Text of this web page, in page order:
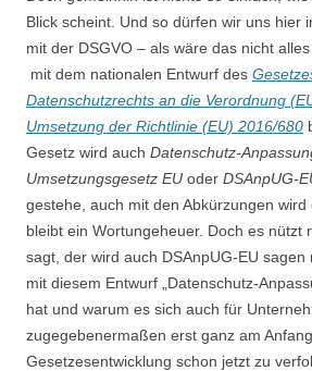
Blick scheint. Und so dürfen wir uns hier
mit der DSGVO – als wäre das nicht
mit dem nationalen Entwurf des
Datenschutzrechts an die Verordnung
Umsetzung der Richtlinie (EU) 2016/680
Gesetz wird auch Datenschutz-
Umsetzungsgesetz EU oder DSAnpUG-
gestehe, auch mit den Abkürzungen wird
bleibt ein Wortungeheuer. Doch es nützt
sagt, der wird auch DSAnpUG-EU sagen
mit diesem Entwurf „Datenschutz-
hat und warum es sich auch für
zugegebenermaßen erst ganz am
Gesetzesentwicklung schon jetzt zu